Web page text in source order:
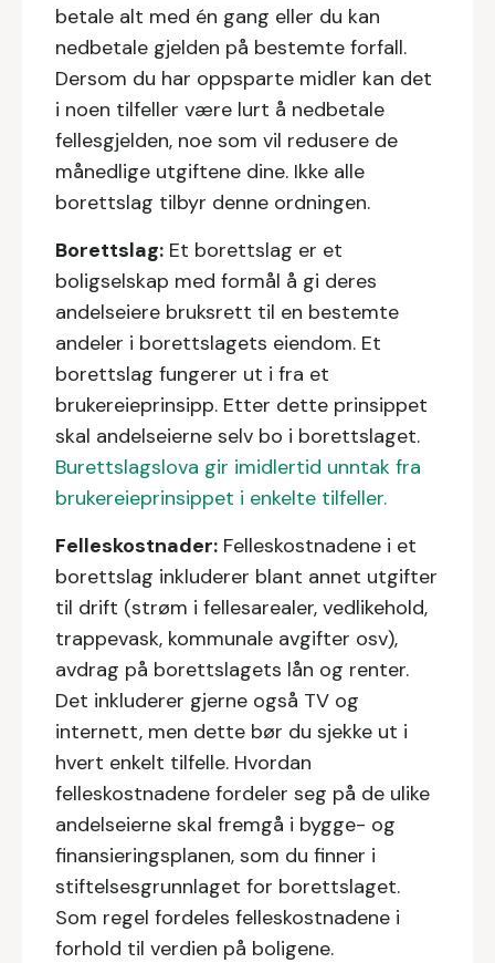
betale alt med én gang eller du kan
nedbetale gjelden på bestemte forfall.
Dersom du har oppsparte midler kan det
i noen tilfeller være lurt å nedbetale
fellesgjelden, noe som vil redusere de
månedlige utgiftene dine. Ikke alle
borettslag tilbyr denne ordningen.
Borettslag: ‍ Et borettslag er et
boligselskap med formål å gi deres
andelseiere bruksrett til en bestemte
andeler i borettslagets eiendom. Et
borettslag fungerer ut i fra et
brukereieprinsipp. Etter dette prinsippet
skal andelseierne selv bo i borettslaget.
Burettslagslova gir imidlertid unntak fra
brukereieprinsippet i enkelte tilfeller.
Felleskostnader: Felleskostnadene i et
borettslag inkluderer blant annet utgifter
til drift (strøm i fellesarealer, vedlikehold,
trappevask, kommunale avgifter osv),
avdrag på borettslagets lån og renter.
Det inkluderer gjerne også TV og
internett, men dette bør du sjekke ut i
hvert enkelt tilfelle. Hvordan
felleskostnadene fordeler seg på de ulike
andelseierne skal fremgå i bygge- og
finansieringsplanen, som du finner i
stiftelsesgrunnlaget for borettslaget.
Som regel fordeles felleskostnadene i
forhold til verdien på boligene.